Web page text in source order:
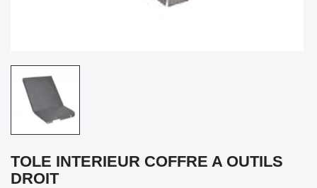
TOLE INTERIEUR COFFRE A OUTILS
DROIT